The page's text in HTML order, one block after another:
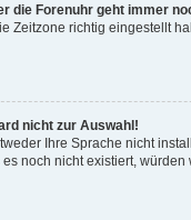
die Forenuhr geht immer
Zeitzone richtig eingestellt
nicht zur Auswahl!
Ihre Sprache nicht
noch nicht existiert,